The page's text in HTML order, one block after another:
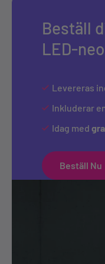
Beställ
LED-
Levereras
Inkluderar
Idag med
Beställ Nu